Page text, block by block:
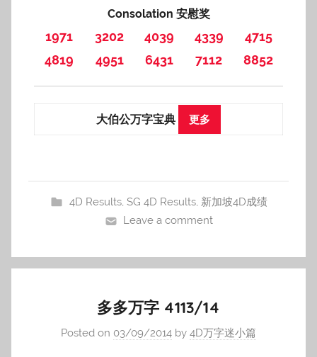
Consolation 安慰奖
1971 3202 4039 4339
4715
4819
4951 6431 7112 8852
大伯公万字宝典 更多
4D Results, SG 4D Results, 新加坡4D成绩
Leave a comment
多多万字 4113/14
Posted on 03/09/2014 by 4D万字迷小篇